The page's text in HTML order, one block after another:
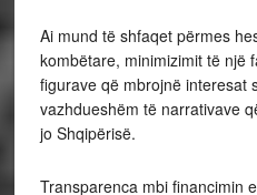
Ai mund të shfaqet përmes
kombëtare, minimizimit të një
figurave që mbrojnë interesat
vazhdueshëm të narrativave
jo Shqipërisë.
Transparenca mbi financimin